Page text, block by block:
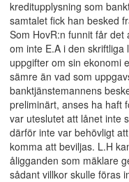
kreditupplysning som
samtalet fick han besked
Som HovR:n funnit får det
om inte E.A i den
uppgifter om sin ekonomi
sämre än vad som
banktjänstemannens
preliminärt, anses ha haft
var uteslutet att lånet inte
därför inte var behövligt
komma att beviljas. L.H
åligganden som mäklare
sådant villkor skulle föras